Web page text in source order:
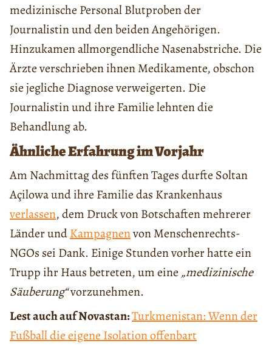
medizinische Personal Blutproben der
Journalistin und den beiden Angehörigen.
Hinzukamen allmorgendliche Nasenabstriche. Die
Ärzte verschrieben ihnen Medikamente, obschon
sie jegliche Diagnose verweigerten. Die
Journalistin und ihre Familie lehnten die
Behandlung ab.
Ähnliche Erfahrung im Vorjahr
Am Nachmittag des fünften Tages durfte Soltan
Açilowa und ihre Familie das Krankenhaus
verlassen, dem Druck von Botschaften mehrerer
Länder undKampagnenvon Menschenrechts-
NGOs sei Dank. Einige Stunden vorher hatte ein
Trupp ihr Haus betreten, um eine „medizinische
Säuberung“vorzunehmen.
Lest auch auf Novastan:Turkmenistan: Wenn der
Fußball die eigene Isolation offenbart